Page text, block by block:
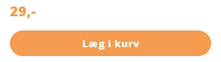
29,-
Læg i kurv